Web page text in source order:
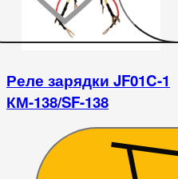
Реле зарядки JF01C-1
КМ-138/SF-138